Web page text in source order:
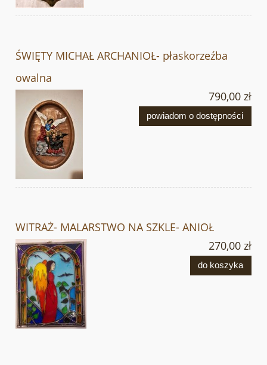
ŚWIĘTY MICHAŁ ARCHANIOŁ- płaskorzeźba
owalna
790,00 zł
powiadom o dostępności
WITRAŻ- MALARSTWO NA SZKLE- ANIOŁ
270,00 zł
do koszyka